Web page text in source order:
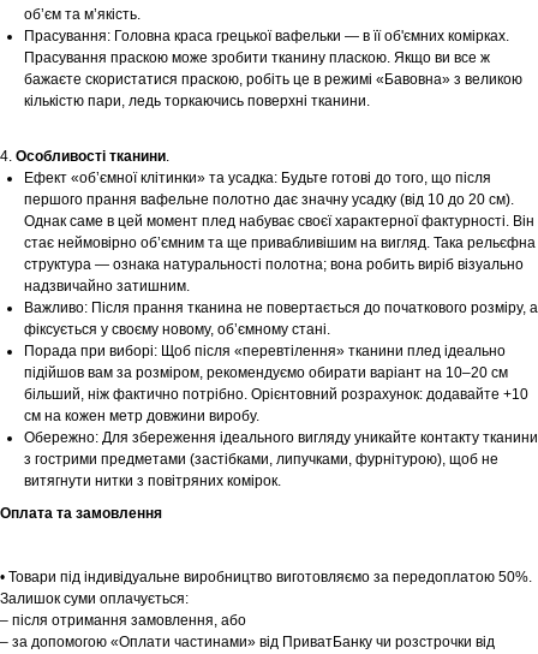
об’єм та м’якість.
Прасування: Головна краса грецької вафельки — в її об'ємних комірках.
Прасування праскою може зробити тканину пласкою. Якщо ви все ж
бажаєте скористатися праскою, робіть це в режимі «Бавовна» з великою
кількістю пари, ледь торкаючись поверхні тканини.
4. Особливості тканини.
Ефект «об’ємної клітинки» та усадка: Будьте готові до того, що після
першого прання вафельне полотно дає значну усадку (від 10 до 20 см).
Однак саме в цей момент плед набуває своєї характерної фактурності. Він
стає неймовірно об’ємним та ще привабливішим на вигляд. Така рельєфна
структура — ознака натуральності полотна; вона робить виріб візуально
надзвичайно затишним.
Важливо: Після прання тканина не повертається до початкового розміру, а
фіксується у своєму новому, об’ємному стані.
Порада при виборі: Щоб після «перевтілення» тканини плед ідеально
підійшов вам за розміром, рекомендуємо обирати варіант на 10–20 см
більший, ніж фактично потрібно. Орієнтовний розрахунок: додавайте +10
см на кожен метр довжини виробу.
Обережно: Для збереження ідеального вигляду уникайте контакту тканини
з гострими предметами (застібками, липучками, фурнітурою), щоб не
витягнути нитки з повітряних комірок.
Оплата та замовлення
• Товари під індивідуальне виробництво виготовляємо за передоплатою 50%.
Залишок суми оплачується:
– після отримання замовлення, або
– за допомогою «Оплати частинами» від ПриватБанку чи розстрочки від
Шоурум
Tekstura
Заплануйте візит у простір створений
для вас
Записатися